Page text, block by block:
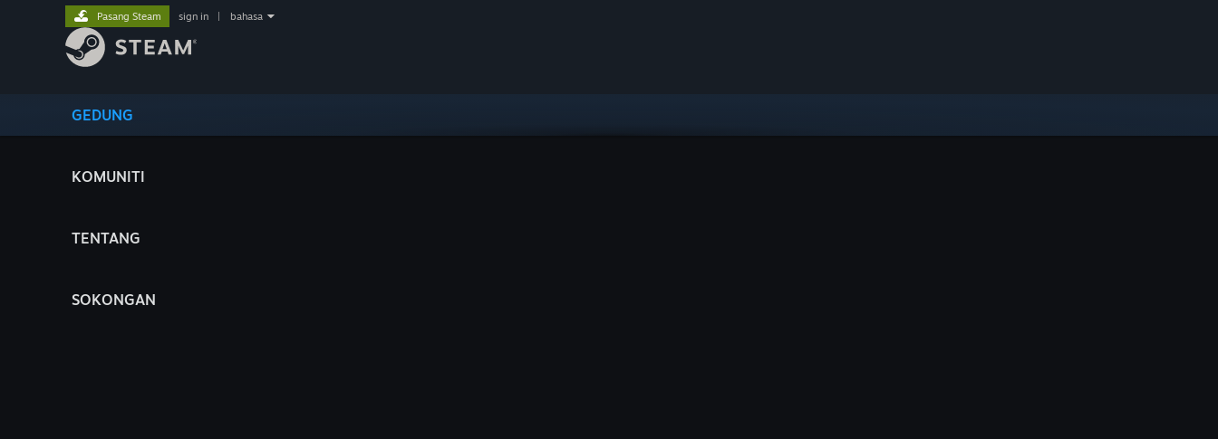
GEDUNG
KOMUNITI
TENTANG
SOKONGAN
Pasang Steam sign in bahasa